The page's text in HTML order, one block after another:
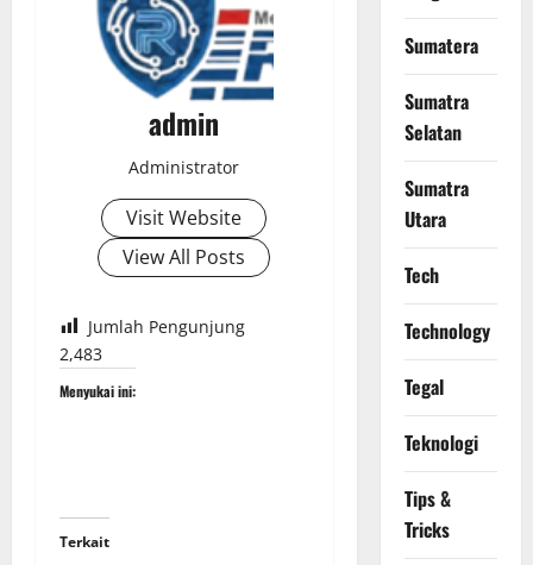
admin
Administrator
Visit Website
View All Posts
Jumlah Pengunjung
2,483
Menyukai ini:
Terkait
Sumatera
Sumatra
Selatan
Sumatra
Utara
Tech
Technology
Tegal
Teknologi
Tips &
Tricks